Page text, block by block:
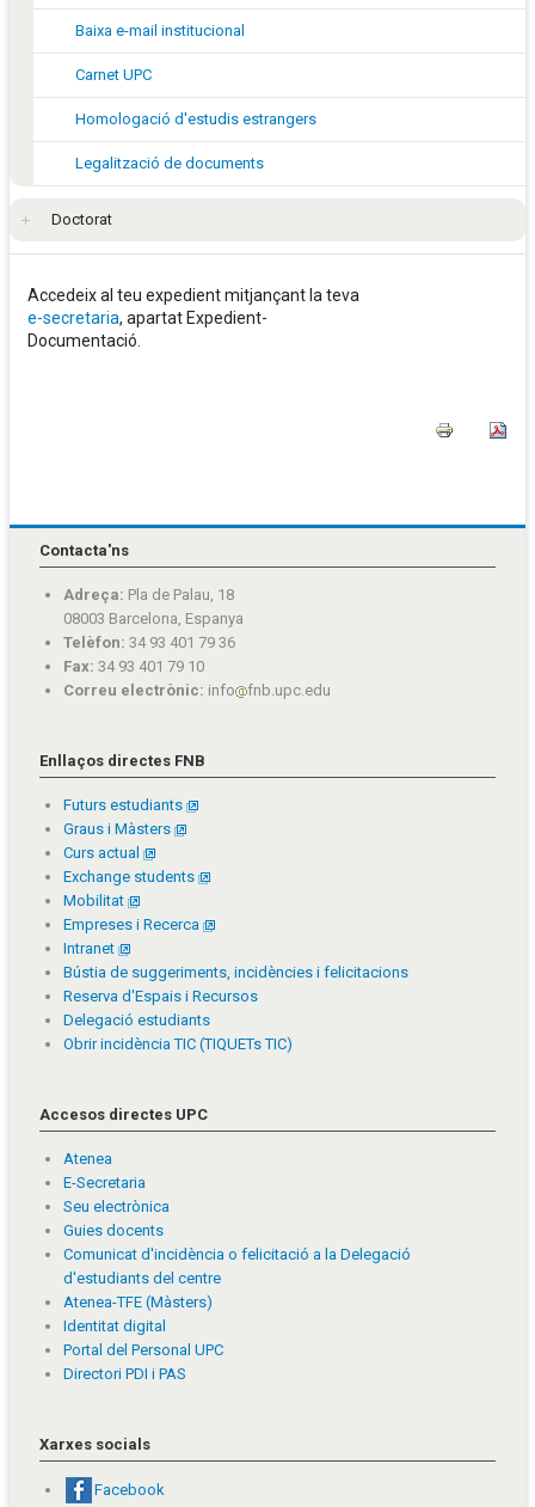
Baixa e-mail institucional
Carnet UPC
Homologació d'estudis estrangers
Legalització de documents
Doctorat
Accedeix al teu expedient mitjançant la teva
e-secretaria, apartat Expedient-
Documentació.
Contacta'ns
Adreça: Pla de Palau, 18
08003 Barcelona, Espanya
Telèfon: 34 93 401 79 36
Fax: 34 93 401 79 10
Correu electrònic: info fnb.upc.edu
Enllaços directes FNB
Futurs estudiants
Graus i Màsters
Curs actual
Exchange students
Mobilitat
Empreses i Recerca
Intranet
Bústia de suggeriments, incidències i felicitacions
Reserva d'Espais i Recursos
Delegació estudiants
Obrir incidència TIC (TIQUETs TIC)
Accesos directes UPC
Atenea
E-Secretaria
Seu electrònica
Guies docents
Comunicat d'incidència o felicitació a la Delegació
d'estudiants del centre
Atenea-TFE (Màsters)
Identitat digital
Portal del Personal UPC
Directori PDI i PAS
Xarxes socials
Facebook